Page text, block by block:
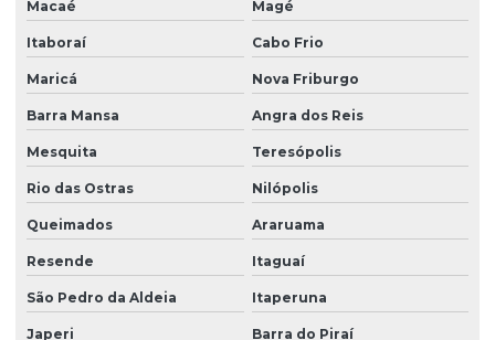
Macaé Magé
Itaboraí Cabo Frio
Maricá Nova Friburgo
Barra Mansa Angra dos Reis
Mesquita Teresópolis
Rio das Ostras Nilópolis
Queimados Araruama
Resende Itaguaí
São Pedro da Aldeia Itaperuna
Japeri Barra do Piraí